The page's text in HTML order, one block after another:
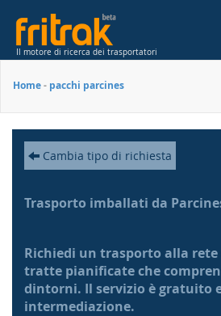
Il motore di ricerca dei trasportatori
Home- pacchi parcines
Cambia tipo di richiesta
Trasporto imballati da
Richiedi un trasporto alla
tratte pianificate che
dintorni. Il servizio è gratuito
intermediazione.